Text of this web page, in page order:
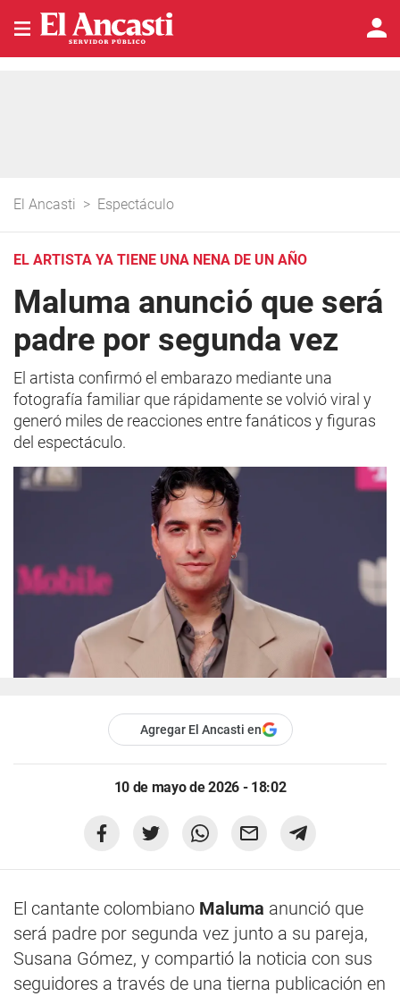
El Ancasti > Espectáculo
EL ARTISTA YA TIENE UNA NENA DE UN AÑO
Maluma anunció que será
padre por segunda vez
El artista confirmó el embarazo mediante una
fotografía familiar que rápidamente se volvió viral y
generó miles de reacciones entre fanáticos y figuras
del espectáculo.
Agregar El Ancasti en
10 de mayo de 2026 - 18:02
El cantante colombiano Maluma anunció que
será padre por segunda vez junto a su pareja,
Susana Gómez, y compartió la noticia con sus
seguidores a través de una tierna publicación en